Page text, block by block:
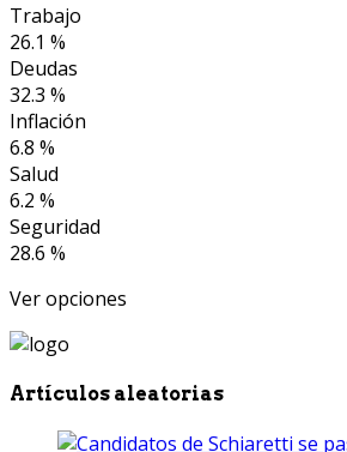
Trabajo
26.1 %
Deudas
32.3 %
Inflación
6.8 %
Salud
6.2 %
Seguridad
28.6 %
Ver opciones
Artículos aleatorias